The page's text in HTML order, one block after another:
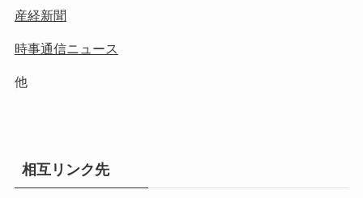
産経新聞
時事通信ニュース
他
相互リンク先